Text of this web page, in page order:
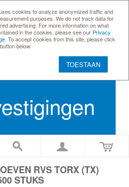
cookies to analyze anonymized traffic and
purposes. We do not track data for
advertising. For more information on what
in the cookies, please see our Privacy
. To accept cookies from this site, please click
below.
TOESTAAN
RVS TORX (TX)
STUKS